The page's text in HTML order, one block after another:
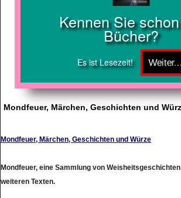
Kennen Sie
Bücher?
Es ist Lesezeit!
Mondfeuer, Märchen, Geschichten und
Mondfeuer, Märchen, Geschichten und Würze
Mondfeuer, eine Sammlung von
weiteren Texten.